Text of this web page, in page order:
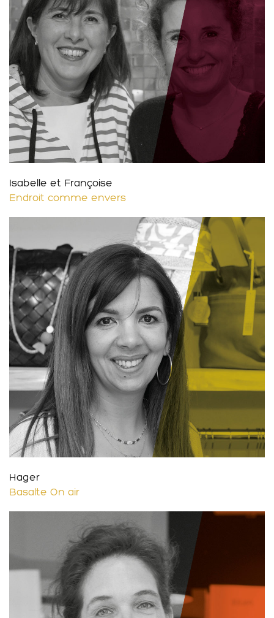
Isabelle et Françoise
Endroit comme envers
Hager
Basalte On air